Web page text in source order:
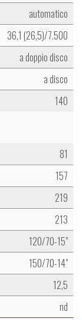
automatico
36,1 (26,5)/7.500
a doppio disco
a disco
140
81
157
219
213
120/70-15"
150/70-14"
12,5
nd